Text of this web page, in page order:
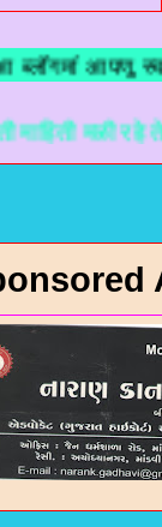
आपणु
मळी रहे ते माटे